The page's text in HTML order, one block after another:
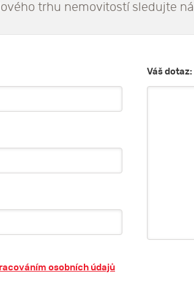
trhu nemovitostí sledujte
Váš dotaz:
osobních údajů